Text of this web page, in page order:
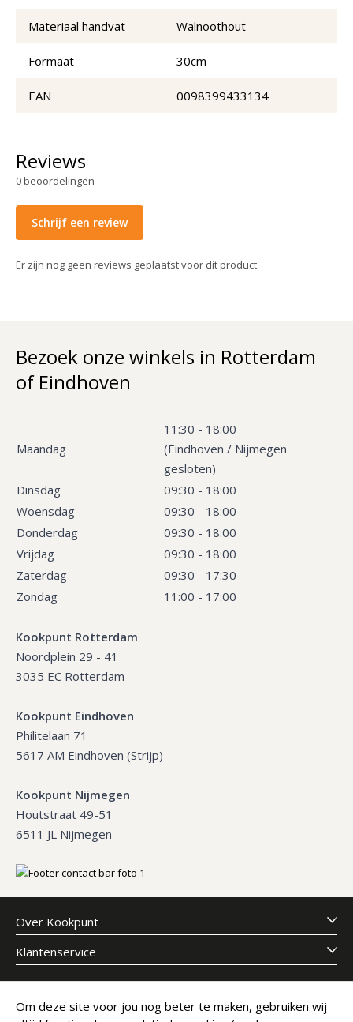
Materiaal handvat Walnoothout
Formaat 30cm
EAN 0098399433134
Reviews
0beoordelingen
Schrijf een review
Er zijn nog geen reviews geplaatst voor dit product.
Bezoek onze winkels in Rotterdam
of Eindhoven
Maandag
11:30 - 18:00
(Eindhoven / Nijmegen
gesloten)
Dinsdag
09:30 - 18:00
Woensdag
09:30 - 18:00
Donderdag
09:30 - 18:00
Vrijdag
09:30 - 18:00
Zaterdag
09:30 - 17:30
Zondag
11:00 - 17:00
Kookpunt Rotterdam
Noordplein 29 - 41
3035 EC Rotterdam
Kookpunt Eindhoven
Philitelaan 71
5617 AM Eindhoven (Strijp)
Kookpunt Nijmegen
Houtstraat 49-51
6511 JL Nijmegen
Over Kookpunt
Klantenservice
Meld je aan voor onze nieuwsbrief
Om deze site voor jou nog beter te maken, gebruiken wij